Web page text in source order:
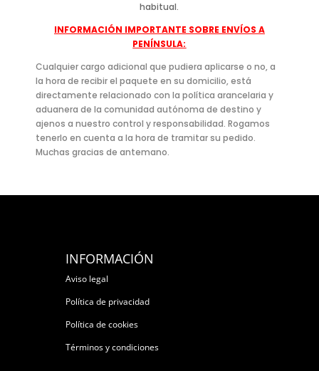
habitual.
INFORMACIÓN IMPORTANTE SOBRE ENVÍOS A
PENÍNSULA:
Cualquier cargo adicional que pudiera aplicarse o no, a
la hora de recibir el paquete en su domicilio, está
directamente relacionado con la política arancelaria y
aduanera de la comunidad autónoma de destino y
ajenos a nuestro control y responsabilidad. Rogamos
tenerlo en cuenta a la hora de tramitar su pedido.
Muchas gracias de antemano.
INFORMACIÓN
Aviso legal
Política de privacidad
Política de cookies
Términos y condiciones